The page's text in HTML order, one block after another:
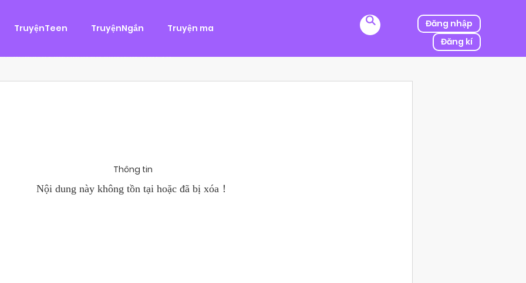
TruyệnTeen TruyệnNgắn Truyện ma
Đăng nhập
Đăng kí
Tình Cảm
Hùng, một tên cướp biển chân chính. Cho đến một ngày, cô bị kẻ thù của ba mình bắt cóc, người được mệnh danh
Chánh Uy săn lùng ba của Nhã Thụy và...
Thông tin
Nội dung này không tồn tại hoặc đã bị xóa！